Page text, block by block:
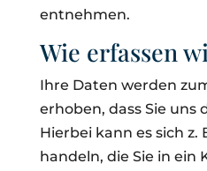
entnehmen.
Wie erfassen
Ihre Daten werden
erhoben, dass Sie uns
Hierbei kann es sich z.
handeln, die Sie in